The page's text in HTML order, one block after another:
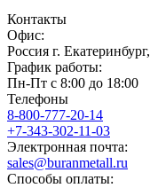
Контакты
Офис:
Россия г. Екатеринбург,
График работы:
Пн-Пт с 8:00 до 18:00
Телефоны
8-800-777-20-14
+7-343-302-11-03
Электронная почта:
sales@buranmetall.ru
Способы оплаты: